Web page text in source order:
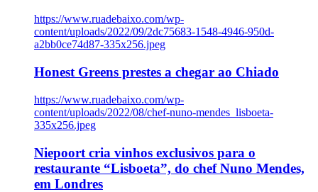
https://www.ruadebaixo.com/wp-
content/uploads/2022/09/2dc75683-1548-4946-950d-
a2bb0ce74d87-335x256.jpeg
Honest Greens prestes a chegar ao Chiado
https://www.ruadebaixo.com/wp-
content/uploads/2022/08/chef-nuno-mendes_lisboeta-
335x256.jpeg
Niepoort cria vinhos exclusivos para o
restaurante “Lisboeta”, do chef Nuno Mendes,
em Londres